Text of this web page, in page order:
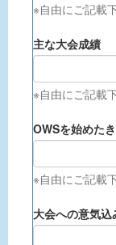
※自由にご記載
主な大会成績
※自由にご記載
OWSを始めた
※自由にご記載
大会への意気込